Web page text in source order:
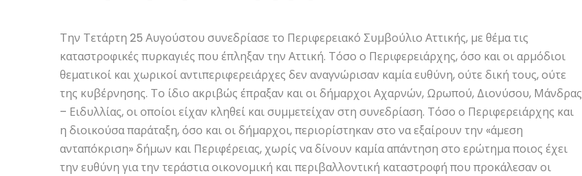
Την Τετάρτη 25 Αυγούστου συνεδρίασε το Περιφερειακό Συμβούλιο Αττικής, με θέμα τις
καταστροφικές πυρκαγιές που έπληξαν την Αττική. Τόσο ο Περιφερειάρχης, όσο και οι αρμόδιοι
θεματικοί και χωρικοί αντιπεριφερειάρχες δεν αναγνώρισαν καμία ευθύνη, ούτε δική τους, ούτε
της κυβέρνησης. Το ίδιο ακριβώς έπραξαν και οι δήμαρχοι Αχαρνών, Ωρωπού, Διονύσου, Μάνδρας
– Ειδυλλίας, οι οποίοι είχαν κληθεί και συμμετείχαν στη συνεδρίαση. Τόσο ο Περιφερειάρχης και
η διοικούσα παράταξη, όσο και οι δήμαρχοι, περιορίστηκαν στο να εξαίρουν την «άμεση
ανταπόκριση» δήμων και Περιφέρειας, χωρίς να δίνουν καμία απάντηση στο ερώτημα ποιος έχει
την ευθύνη για την τεράστια οικονομική και περιβαλλοντική καταστροφή που προκάλεσαν οι